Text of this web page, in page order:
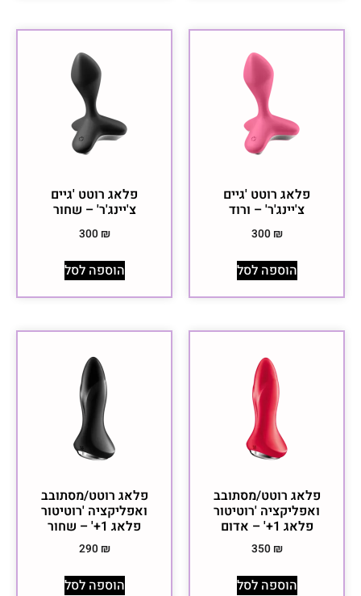
פלאג רוטט 'גיים
צ'יינג'ר' – ורוד
300 ₪
הוספה לסל
פלאג רוטט 'גיים
צ'יינג'ר' – שחור
300 ₪
הוספה לסל
פלאג רוטט/מסתובב
ואפליקציה 'רוטיטור
פלאג 1+' – אדום
350 ₪
הוספה לסל
פלאג רוטט/מסתובב
ואפליקציה 'רוטיטור
פלאג 1+' – שחור
290 ₪
הוספה לסל